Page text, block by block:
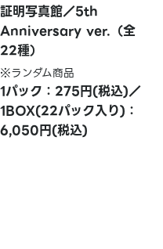
証明写真館／5th
Anniversary ver.（全
22種）
※ランダム商品
1パック：275円(税込)／
1BOX(22パック入り)：
6,050円(税込)